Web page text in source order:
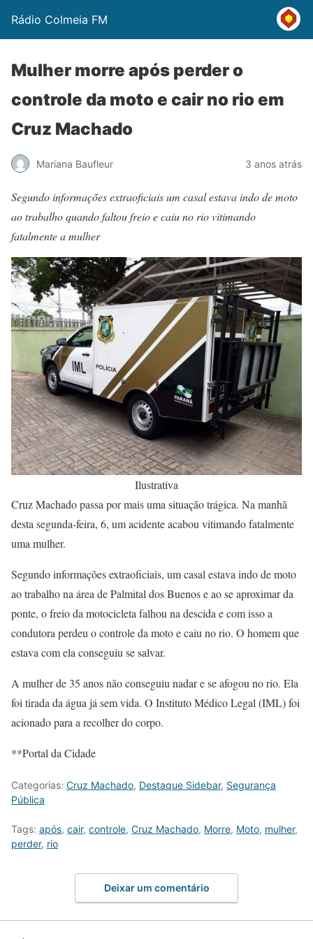
Rádio Colmeia FM
Mulher morre após perder o
controle da moto e cair no rio em
Cruz Machado
Mariana Baufleur 3 anos atrás
Segundo informações extraoficiais um casal estava indo de moto
ao trabalho quando faltou freio e caiu no rio vitimando
fatalmente a mulher
Ilustrativa
Cruz Machado passa por mais uma situação trágica. Na manhã
desta segunda-feira, 6, um acidente acabou vitimando fatalmente
uma mulher.
Segundo informações extraoficiais, um casal estava indo de moto
ao trabalho na área de Palmital dos Buenos e ao se aproximar da
ponte, o freio da motocicleta falhou na descida e com isso a
condutora perdeu o controle da moto e caiu no rio. O homem que
estava com ela conseguiu se salvar.
A mulher de 35 anos não conseguiu nadar e se afogou no rio. Ela
foi tirada da água já sem vida. O Instituto Médico Legal (IML) foi
acionado para a recolher do corpo.
**Portal da Cidade
Categorias: Cruz Machado, Destaque Sidebar, Segurança
Pública
Tags: após, cair, controle, Cruz Machado, Morre, Moto, mulher,
perder, rio
Deixar um comentário